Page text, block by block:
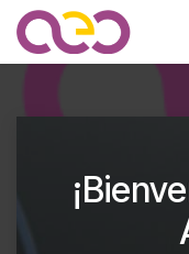
Ir al contenido